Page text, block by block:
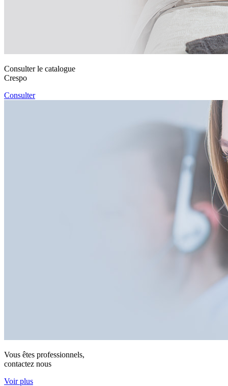
Consulter le catalogue
Crespo
Consulter
Vous êtes professionnels,
contactez nous
Voir plus